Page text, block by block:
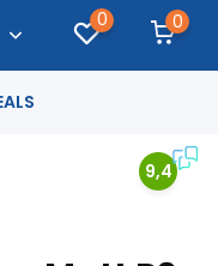
0 0
9,4